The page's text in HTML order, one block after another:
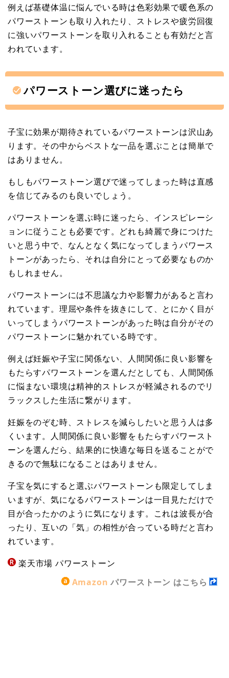
例えば基礎体温に悩んでいる時は色彩効果で暖色系の
パワーストーンも取り入れたり、ストレスや疲労回復
に強いパワーストーンを取り入れることも有効だと言
われています。
パワーストーン選びに迷ったら
子宝に効果が期待されているパワーストーンは沢山あ
ります。その中からベストな一品を選ぶことは簡単で
はありません。
もしもパワーストーン選びで迷ってしまった時は直感
を信じてみるのも良いでしょう。
パワーストーンを選ぶ時に迷ったら、インスピレーシ
ョンに従うことも必要です。どれも綺麗で身につけた
いと思う中で、なんとなく気になってしまうパワース
トーンがあったら、それは自分にとって必要なものか
もしれません。
パワーストーンには不思議な力や影響力があると言わ
れています。理屈や条件を抜きにして、とにかく目が
いってしまうパワーストーンがあった時は自分がその
パワーストーンに魅かれている時です。
例えば妊娠や子宝に関係ない、人間関係に良い影響を
もたらすパワーストーンを選んだとしても、人間関係
に悩まない環境は精神的ストレスが軽減されるのでリ
ラックスした生活に繋がります。
妊娠をのぞむ時、ストレスを減らしたいと思う人は多
くいます。人間関係に良い影響をもたらすパワースト
ーンを選んだら、結果的に快適な毎日を送ることがで
きるので無駄になることはありません。
子宝を気にすると選ぶパワーストーンも限定してしま
いますが、気になるパワーストーンは一目見ただけで
目が合ったかのように気になります。これは波長が合
ったり、互いの「気」の相性が合っている時だと言わ
れています。
楽天市場 パワーストーン
Amazon パワーストーン はこちら